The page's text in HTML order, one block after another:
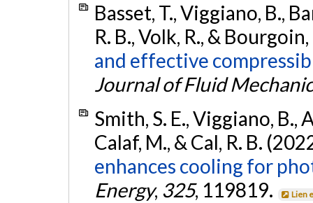
Basset, T., Viggiano, B.,
R. B., Volk, R., &
and effective
Journal of Fluid
Smith, S. E., Viggiano, B.,
Calaf, M., & Cal, R. B.
enhances cooling for
Energy, 325, 119819. Lien